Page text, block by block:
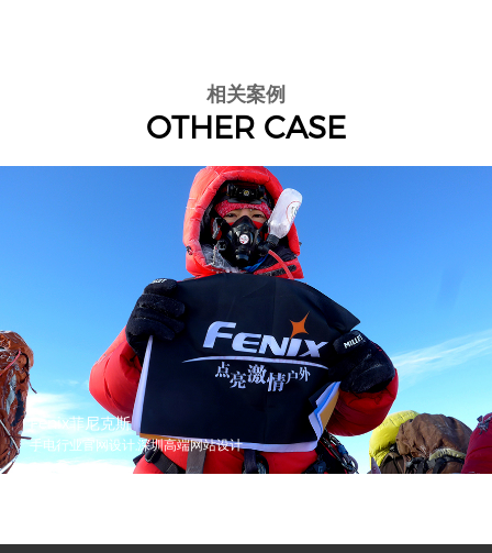
相关案例
OTHER CASE
Fenix菲尼克斯
手电行业官网设计,深圳高端网站设计